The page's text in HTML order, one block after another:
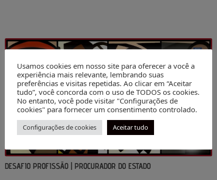
DESAFIO PROFISSÃO | PROCURADOR DO ESTADO
Usamos cookies em nosso site para oferecer a você a
experiência mais relevante, lembrando suas
preferências e visitas repetidas. Ao clicar em “Aceitar
tudo”, você concorda com o uso de TODOS os cookies.
No entanto, você pode visitar "Configurações de
cookies" para fornecer um consentimento controlado.
Configurações de cookies Aceitar tudo